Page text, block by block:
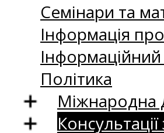
Семінари та
Інформація
Політика
Міжнародна